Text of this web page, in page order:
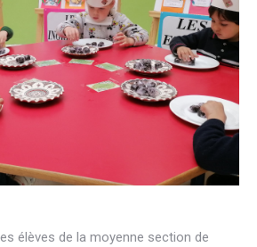
élèves de la moyenne section de